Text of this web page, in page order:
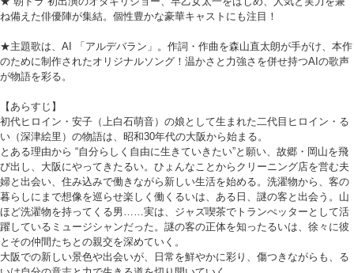
ね備えた俳優陣が集結。個性豊かな豪華キャストにも注目！
★主題歌は、AI 「アルデバラン」。作詞・作曲を森山直太朗が手がけ、本作
のために制作されたオリジナルソング！温かさと力強さを併せ持つAIの歌声
が物語を彩る。
【あらすじ】
初代ヒロイン・安子（上白石萌音）の娘として生まれた二代目ヒロイン・る
い（深津絵里）の物語は、昭和30年代の大阪から始まる。
とある理由から “自分らしく自由に生きていきたい”と願い、故郷・岡山を飛
び出し、大阪にやってきたるい。ひょんなことからクリーニング店を営む夫
婦と出会い、住み込みで働きながら新しい生活を始める。洗濯物から、客の
暮らしにまで想像を巡らせ楽しく働くるいは、ある日、謎の客と出会う。山
ほど洗濯物を持ってくる男……実は、ジャズ喫茶でトランぺッターとして活
躍しているミュージシャンだった。謎の客の正体を知ったるいは、徐々に彼
とその仲間たちとの親交を深めていく。
大阪での新しい景色や出会いが、日常を鮮やかに彩り、傷つきながらも、る